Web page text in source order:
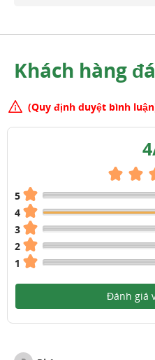
Khách hàng
(Quy định duyệt bình
4
5
4
3
2
1
Đánh giá